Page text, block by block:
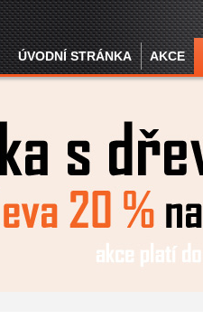
ÚVODNÍ STRÁNKA AKCE